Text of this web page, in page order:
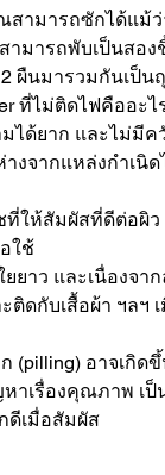
สามารถซักได้แม้
มารถพับเป็นสอง
ผืนมารวมกันเป็
ที่ไม่ติดไฟคืออะไ
มได้ยาก และไม่มี
างจากแหล่งกำเนิ
ที่ให้สัมผัสที่ดีต่อผิว
ใช้
ยยาว และเนื่องจ
ะติดกับเสื้อผ้า ฯลฯ
(pilling) อาจเกิด
าเรื่องคุณภาพ เ
ดีเมื่อสัมผัส